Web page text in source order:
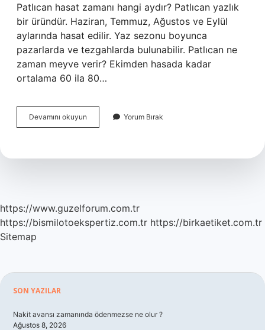
Patlıcan hasat zamanı hangi aydır? Patlıcan yazlık
bir üründür. Haziran, Temmuz, Ağustos ve Eylül
aylarında hasat edilir. Yaz sezonu boyunca
pazarlarda ve tezgahlarda bulunabilir. Patlıcan ne
zaman meyve verir? Ekimden hasada kadar
ortalama 60 ila 80…
Devamını okuyun
Patlıcanı
Çıkar
Yorum Bırak
https://www.guzelforum.com.tr
https://bismilotoekspertiz.com.tr https://birkaetiket.com.tr
Sitemap
Sidebar
SON YAZILAR
Nakit avansı zamanında ödenmezse ne olur ?
Ağustos 8, 2026